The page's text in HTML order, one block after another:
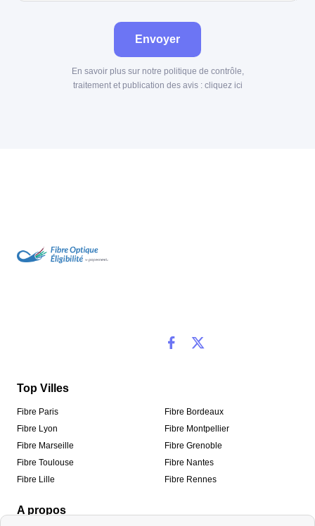
Envoyer
En savoir plus sur notre politique de contrôle,
traitement et publication des avis : cliquez ici
Top Villes
Fibre Paris
Fibre Lyon
Fibre Marseille
Fibre Toulouse
Fibre Lille
Fibre Bordeaux
Fibre Montpellier
Fibre Grenoble
Fibre Nantes
Fibre Rennes
A propos